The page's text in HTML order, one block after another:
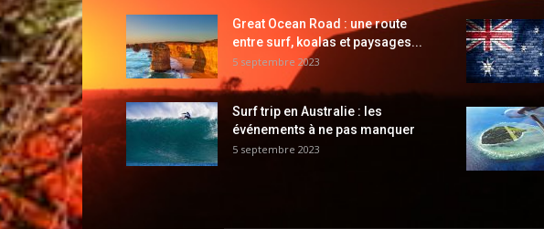
Great Ocean Road : une route
entre surf, koalas et paysages...
5 septembre 2023
Surf trip en Australie : les
événements à ne pas manquer
5 septembre 2023